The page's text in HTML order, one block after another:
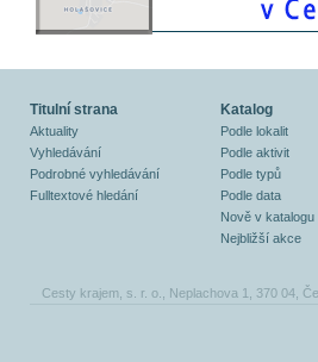
Titulní strana
Aktuality
Vyhledávání
Podrobné vyhledávání
Fulltextové hledání
Katalog
Podle lokalit
Podle aktivit
Podle typů
Podle data
Nově v katalogu
Nejbližší akce
Cesty krajem, s. r. o., Neplachova 1, 370 04,